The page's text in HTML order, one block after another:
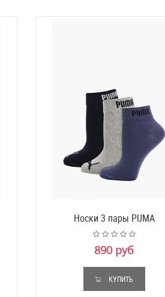
Носки 3 пары PUMA
890 руб
КУПИТЬ